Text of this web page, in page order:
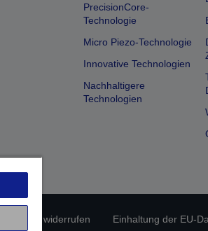
PrecisionCore-
Technologie
Micro Piezo-Technologie
Innovative Technologien
Nachhaltigere
Technologien
Vertrag widerrufen Einhaltung der EU-